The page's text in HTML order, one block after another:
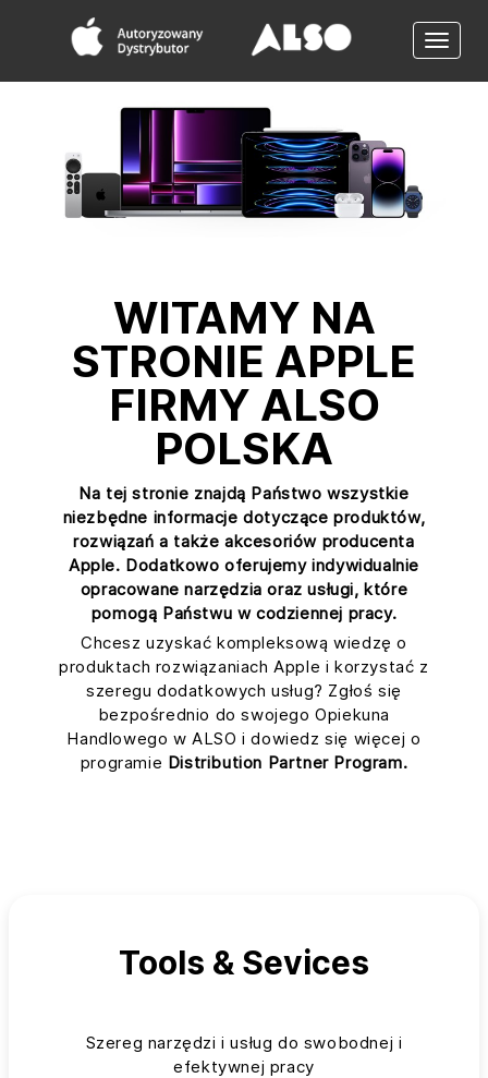
Toggle
WITAMY NA
STRONIE APPLE
FIRMY ALSO
POLSKA
Na tej stronie znajdą Państwo wszystkie
niezbędne informacje dotyczące produktów,
rozwiązań a także akcesoriów producenta
Apple. Dodatkowo oferujemy indywidualnie
opracowane narzędzia oraz usługi, które
pomogą Państwu w codziennej pracy.
Chcesz uzyskać kompleksową wiedzę o
produktach rozwiązaniach Apple i korzystać z
szeregu dodatkowych usług? Zgłoś się
bezpośrednio do swojego Opiekuna
Handlowego w ALSO i dowiedz się więcej o
programie Distribution Partner Program.
Tools & Sevices
Szereg narzędzi i usług do swobodnej i
efektywnej pracy